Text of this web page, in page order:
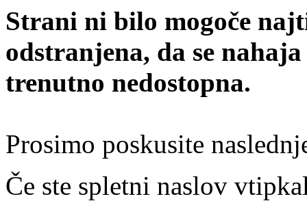
Strani ni bilo mogoče
odstranjena, da se
trenutno nedostopna.
Prosimo poskusite
Če ste spletni naslov